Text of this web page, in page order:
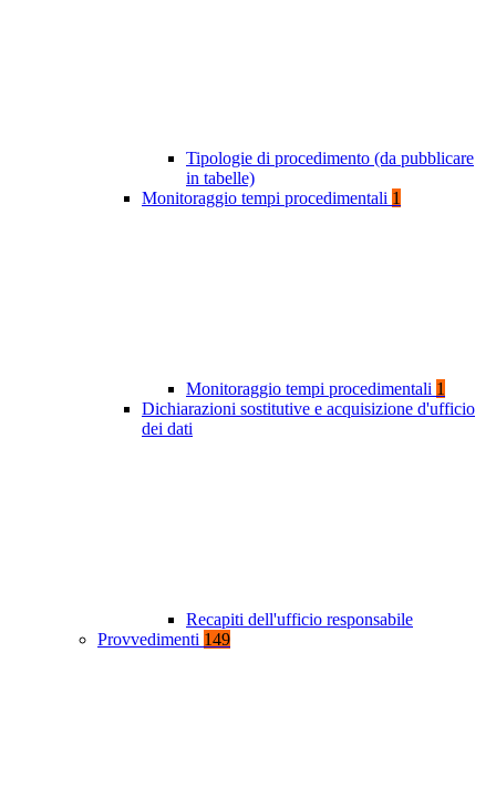
Tipologie di procedimento (da pubblicare
in tabelle)
Monitoraggio tempi procedimentali 1
Monitoraggio tempi procedimentali 1
Dichiarazioni sostitutive e acquisizione d'ufficio
dei dati
Recapiti dell'ufficio responsabile
Provvedimenti 149